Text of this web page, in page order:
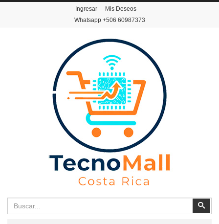
Ingresar
Mis Deseos
Whatsapp+506 60987373